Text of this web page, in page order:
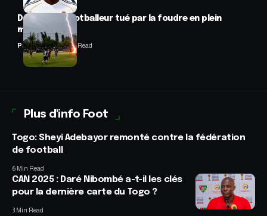
Drame : un footballeur tué par la foudre en plein
match
Panafrofoot2 Min Read
Plus d'info Foot
Togo: Sheyi Adebayor remonté contre la fédération
de football
6 Min Read
CAN 2025 : Daré Nibombé a-t-il les clés
pour la dernière carte du Togo ?
3 Min Read